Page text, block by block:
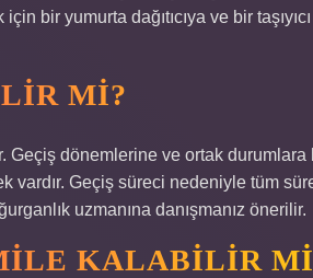
bir yumurta dağıtıcıya ve bir
MI?
Geçiş dönemlerine ve ortak durumlara
vardır. Geçiş süreci nedeniyle tüm
uzmanına danışmanız önerilir.
KALABILIR